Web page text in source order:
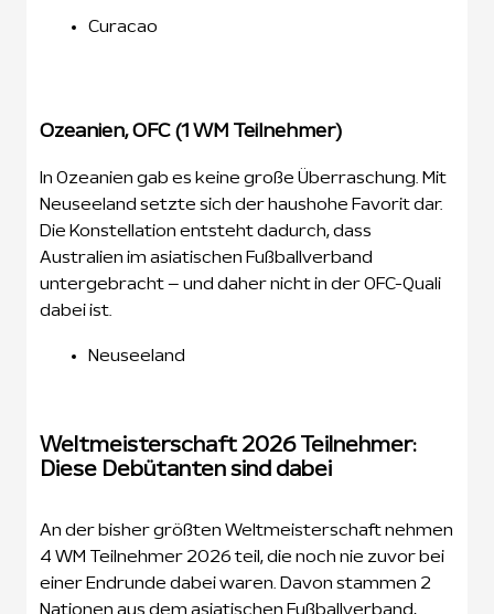
Curacao
Ozeanien, OFC (1 WM Teilnehmer)
In Ozeanien gab es keine große Überraschung. Mit
Neuseeland setzte sich der haushohe Favorit dar.
Die Konstellation entsteht dadurch, dass
Australien im asiatischen Fußballverband
untergebracht – und daher nicht in der OFC-Quali
dabei ist.
Neuseeland
Weltmeisterschaft 2026 Teilnehmer:
Diese Debütanten sind dabei
An der bisher größten Weltmeisterschaft nehmen
4 WM Teilnehmer 2026 teil, die noch nie zuvor bei
einer Endrunde dabei waren. Davon stammen 2
Nationen aus dem asiatischen Fußballverband,